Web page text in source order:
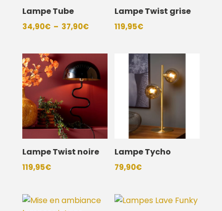
Lampe Tube
34,90€ – 37,90€Plage
prix :
34,90€
à
37,90€
Lampe Twist grise
119,95€
Lampe Twist noire
119,95€
Lampe Tycho
79,90€